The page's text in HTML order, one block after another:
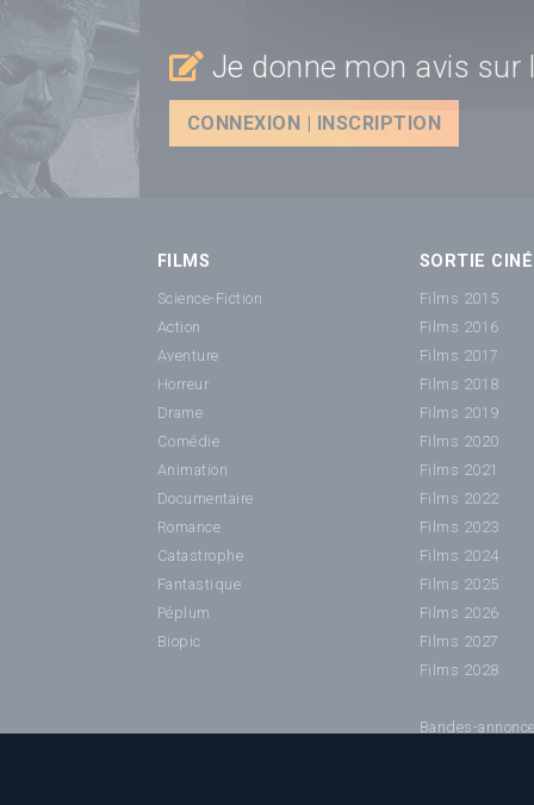
Je donne mon avis sur
CONNEXION | INSCRIPTION
FILMS
Science-Fiction
Action
Aventure
Horreur
Drame
Comédie
Animation
Documentaire
Romance
Catastrophe
Fantastique
Péplum
Biopic
SORTIE CINÉ
Films 2015
Films 2016
Films 2017
Films 2018
Films 2019
Films 2020
Films 2021
Films 2022
Films 2023
Films 2024
Films 2025
Films 2026
Films 2027
Films 2028
Bandes-